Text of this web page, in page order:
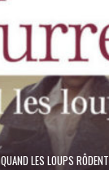
QUAND LES LOUPS RÔDENT